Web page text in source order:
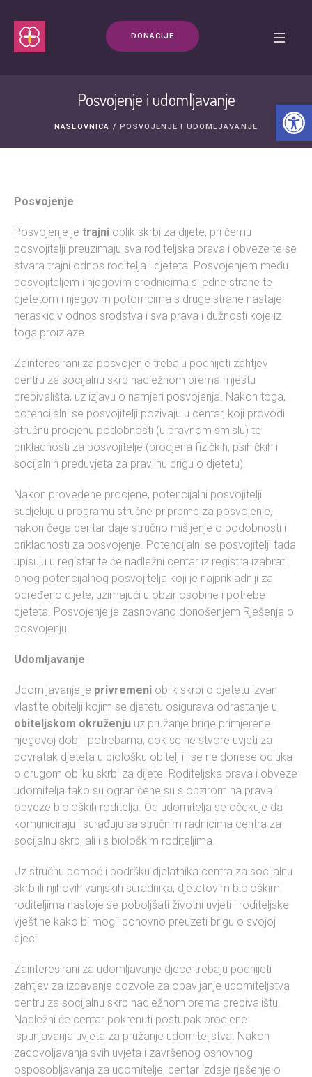
DONACIJE
Posvojenje i udomljavanje
NASLOVNICA / POSVOJENJE I UDOMLJAVANJE
Posvojenje
Posvojenje je trajni oblik skrbi za dijete, pri čemu
posvojitelji preuzimaju sva roditeljska prava i obveze te se
stvara trajni odnos roditelja i djeteta. Posvojenjem među
posvojiteljem i njegovim srodnicima s jedne strane te
djetetom i njegovim potomcima s druge strane nastaje
neraskidiv odnos srodstva i sva prava i dužnosti koje iz
toga proizlaze.
Zainteresirani za posvojenje trebaju podnijeti zahtjev
centru za socijalnu skrb nadležnom prema mjestu
prebivališta, uz izjavu o namjeri posvojenja. Nakon toga,
potencijalni se posvojitelji pozivaju u centar, koji provodi
stručnu procjenu podobnosti (u pravnom smislu) te
prikladnosti za posvojitelje (procjena fizičkih, psihičkih i
socijalnih preduvjeta za pravilnu brigu o djetetu).
Nakon provedene procjene, potencijalni posvojitelji
sudjeluju u programu stručne pripreme za posvojenje,
nakon čega centar daje stručno mišljenje o podobnosti i
prikladnosti za posvojenje. Potencijalni se posvojitelji tada
upisuju u registar te će nadležni centar iz registra izabrati
onog potencijalnog posvojitelja koji je najprikladniji za
određeno dijete, uzimajući u obzir osobine i potrebe
djeteta. Posvojenje je zasnovano donošenjem Rješenja o
posvojenju.
Udomljavanje
Udomljavanje je privremeni oblik skrbi o djetetu izvan
vlastite obitelji kojim se djetetu osigurava odrastanje u
obiteljskom okruženju uz pružanje brige primjerene
njegovoj dobi i potrebama, dok se ne stvore uvjeti za
povratak djeteta u biološku obitelj ili se ne donese odluka
o drugom obliku skrbi za dijete. Roditeljska prava i obveze
udomitelja tako su ograničene su s obzirom na prava i
obveze bioloških roditelja. Od udomitelja se očekuje da
komuniciraju i surađuju sa stručnim radnicima centra za
socijalnu skrb, ali i s biološkim roditeljima.
Uz stručnu pomoć i podršku djelatnika centra za socijalnu
skrb ili njihovih vanjskih suradnika, djetetovim biološkim
roditeljima nastoje se poboljšati životni uvjeti i roditeljske
vještine kako bi mogli ponovno preuzeti brigu o svojoj
djeci.
Zainteresirani za udomljavanje djece trebaju podnijeti
zahtjev za izdavanje dozvole za obavljanje udomiteljstva
centru za socijalnu skrb nadležnom prema prebivalištu.
Nadležni će centar pokrenuti postupak procjene
ispunjavanja uvjeta za pružanje udomiteljstva. Nakon
zadovoljavanja svih uvjeta i završenog osnovnog
osposobljavanja za udomitelje, centar izdaje rješenje o